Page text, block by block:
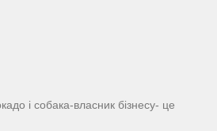
і собака-власник бізнесу- це